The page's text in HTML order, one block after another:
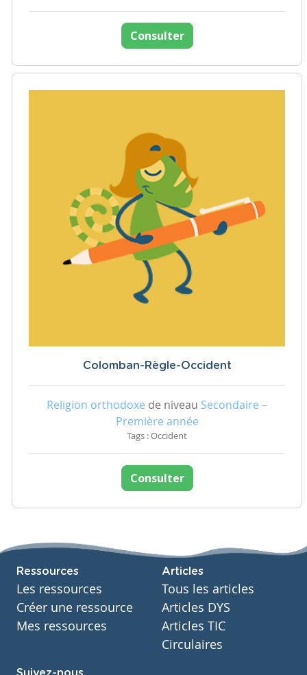
Consulter
Colomban-Règle-Occident
Religion orthodoxe de niveau Secondaire –
Première année
Tags : Occident
Consulter
Ressources
Les ressources
Créer une ressource
Mes ressources
Articles
Tous les articles
Articles DYS
Articles TIC
Circulaires